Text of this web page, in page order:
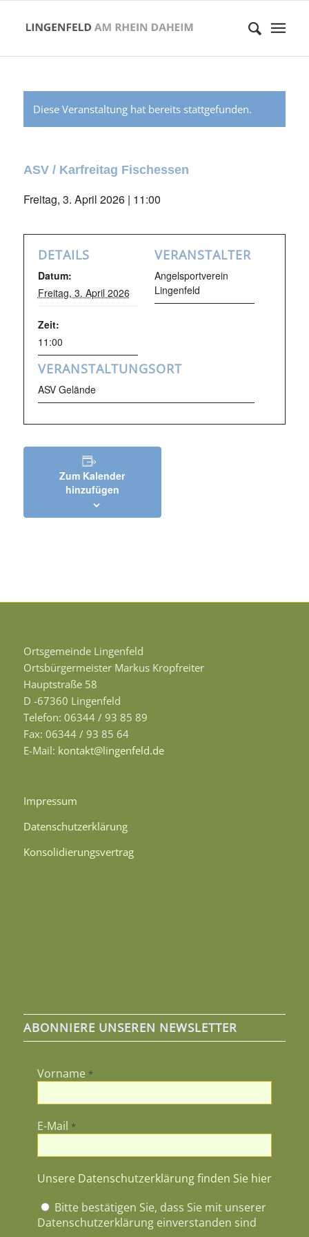
Diese Veranstaltung hat bereits stattgefunden.
ASV / Karfreitag Fischessen
Freitag, 3. April 2026 | 11:00
DETAILS
Datum:
Freitag, 3. April 2026
Zeit:
11:00
VERANSTALTER
Angelsportverein
Lingenfeld
VERANSTALTUNGSORT
ASV Gelände
Zum Kalender
hinzufügen
Ortsgemeinde Lingenfeld
Ortsbürgermeister Markus Kropfreiter
Hauptstraße 58
D -67360 Lingenfeld
Telefon: 06344 / 93 85 89
Fax: 06344 / 93 85 64
E-Mail: kontakt@lingenfeld.de
Impressum
Datenschutzerklärung
Konsolidierungsvertrag
ABONNIERE UNSEREN NEWSLETTER
Vorname *
E-Mail *
Unsere Datenschutzerklärung finden Sie hier
Bitte bestätigen Sie, dass Sie mit unserer
Datenschutzerklärung einverstanden sind